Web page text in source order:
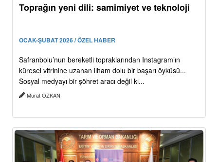
Toprağın yeni dili: samimiyet ve teknoloji
OCAK-ŞUBAT 2026 / ÖZEL HABER
Safranbolu’nun bereketli topraklarından Instagram’ın
küresel vitrinine uzanan ilham dolu bir başarı öyküsü...
Sosyal medyayı bir şöhret aracı değil kı...
Murat ÖZKAN